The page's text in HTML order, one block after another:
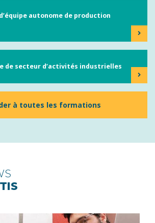
autonome de production
de secteur d’activités industrielles
à toutes les formations